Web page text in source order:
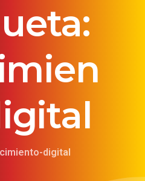
digital